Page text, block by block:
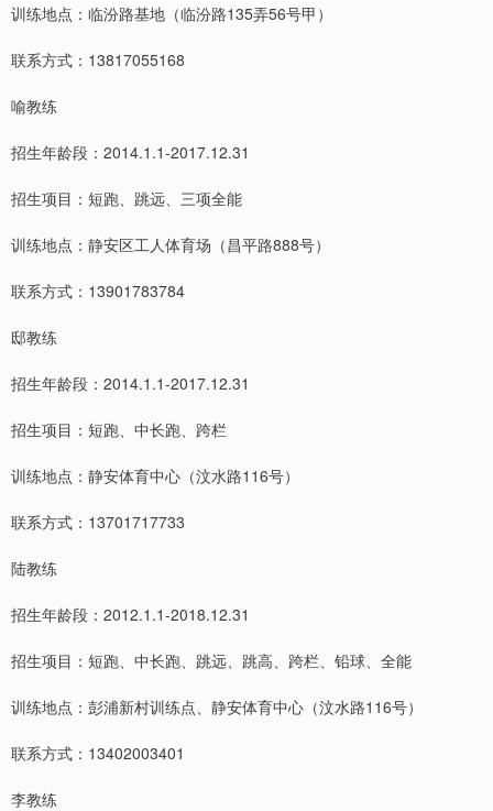
训练地点：临汾路基地（临汾路135弄56号甲）
联系方式：13817055168
喻教练
招生年龄段：2014.1.1-2017.12.31
招生项目：短跑、跳远、三项全能
训练地点：静安区工人体育场（昌平路888号）
联系方式：13901783784
邸教练
招生年龄段：2014.1.1-2017.12.31
招生项目：短跑、中长跑、跨栏
训练地点：静安体育中心（汶水路116号）
联系方式：13701717733
陆教练
招生年龄段：2012.1.1-2018.12.31
招生项目：短跑、中长跑、跳远、跳高、跨栏、铅球、全能
训练地点：彭浦新村训练点、静安体育中心（汶水路116号）
联系方式：13402003401
李教练